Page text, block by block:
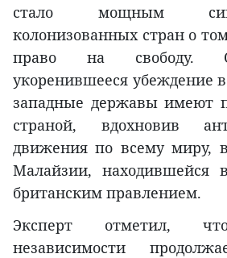
стало мощным
колонизованных стран о
право на свободу.
укоренившееся убеждение
западные державы имеют
страной, вдохновив
движения по всему миру,
Малайзии, находившейся
британским правлением.
Эксперт отметил,
независимости